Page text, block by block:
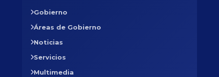
Gobierno
Áreas de Gobierno
Noticias
Servicios
Multimedia